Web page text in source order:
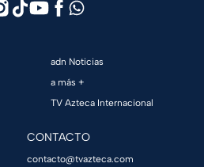
adn Noticias
a más +
TV Azteca Internacional
CONTACTO
contacto@tvazteca.com